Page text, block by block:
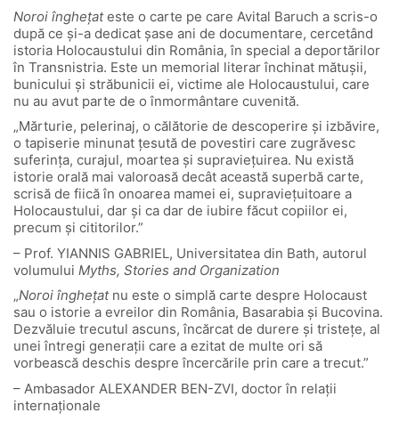
Noroi înghețateste o carte pe care Avital Baruch a scris-o
după ce și-a dedicat șase ani de documentare, cercetând
istoria Holocaustului din România, în special a deportărilor
în Transnistria. Este un memorial literar închinat mătușii,
bunicului și străbunicii ei, victime ale Holocaustului, care
nu au avut parte de o înmormântare cuvenită.
„Mărturie, pelerinaj, o călătorie de descoperire şi izbăvire,
o tapiserie minunat țesută de povestiri care zugrăvesc
suferinţa, curajul, moartea şi supraviețuirea. Nu există
istorie orală mai valoroasă decât această superbă carte,
scrisă de fiică în onoarea mamei ei, supravieţuitoare a
Holocaustului, dar şi ca dar de iubire făcut copiilor ei,
precum şi cititorilor.”
– Prof. YIANNIS GABRIEL, Universitatea din Bath, autorul
volumului Myths, Stories and Organization
„Noroi înghețatnu este o simplă carte despre Holocaust
sau o istorie a evreilor din România, Basarabia şi Bucovina.
Dezvăluie trecutul ascuns, încărcat de durere şi tristețe, al
unei întregi generații care a ezitat de multe ori să
vorbească deschis despre încercările prin care a trecut.”
– Ambasador ALEXANDER BEN-ZVI, doctor în relații
internaționale